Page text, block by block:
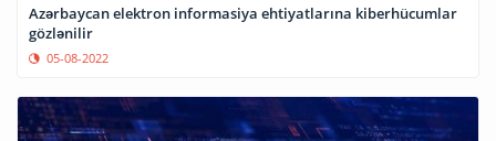
Azərbaycan elektron informasiya ehtiyatlarına kiberhücumlar
gözlənilir
05-08-2022